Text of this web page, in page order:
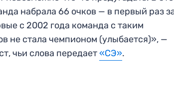
набрала 66 очков — в первый раз
с 2002 года команда с таким
не стала чемпионом (улыбается)», —
чьи слова передает«СЭ».